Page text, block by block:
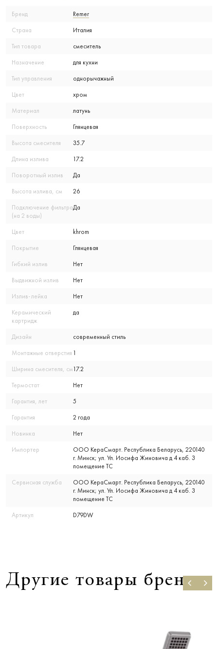
Бренд Remer
Страна Италия
Тип товара смеситель
Назначение для кухни
Тип управления однорычажный
Цвет хром
Материал латунь
Поверхность Глянцевая
Высота смесителя 35.7
Длина излива 17.2
Поворотный излив Да
Высота излива, см 26
Подключение фильтра
(на 2 воды)
Да
Цвет khrom
Покрытие Глянцевая
Гибкий излив Нет
Выдвижной излив Нет
Излив-лейка Нет
Керамический
картридж
да
Дизайн современный стиль
Монтажные отверстия 1
Ширина смесителя, см17.2
Термостат Нет
Гарантия, лет 5
Гарантия 2 года
Новинка Нет
Импортер
ООО КераСмарт. Республика Беларусь, 220140
г. Минск; ул. Ул. Иосифа Жиновича д 4 каб. 3
помещение ТС
Сервисная служба
ООО КераСмарт. Республика Беларусь, 220140
г. Минск; ул. Ул. Иосифа Жиновича д 4 каб. 3
помещение ТС
Артикул D79DW
Другие товары бренда